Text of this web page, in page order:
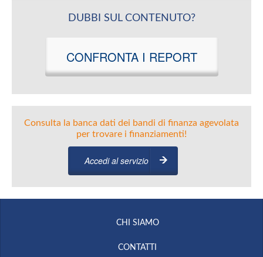
DUBBI SUL CONTENUTO?
CONFRONTA I REPORT
Consulta la banca dati dei bandi di finanza agevolata
per trovare i finanziamenti!
Accedi al servizio
CHI SIAMO
CONTATTI